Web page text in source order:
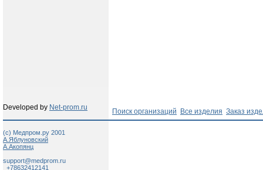
Developed by Net-prom.ru Поиск организаций Все изделия Заказ
(c) Медпром.ру 2001
А.Яблуновский
А.Акопянц
support@medprom.ru
+78632412141